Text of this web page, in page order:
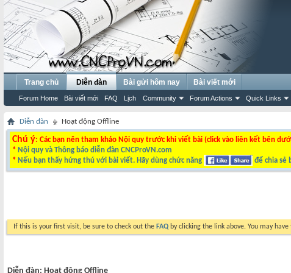
Trang chủ Diễn đàn
Forum Home Bài viết mới FAQ Lịch Community Forum Actions Quick Links
Bài gửi hôm nay Bài viết mới
Diễn đàn Hoạt động Offline
Chú ý: Các bạn nên tham khảo Nội quy trước khi viết bài (click vào liên kết bên
* Nội quy và Thông báo diễn đàn CNCProVN.com
* Nếu bạn thấy hứng thú với bài viết. Hãy dùng chức năng để chia sẻ
If this is your first visit, be sure to check out the FAQ by clicking the link above. You may have
Diễn đàn: Hoạt động Offline